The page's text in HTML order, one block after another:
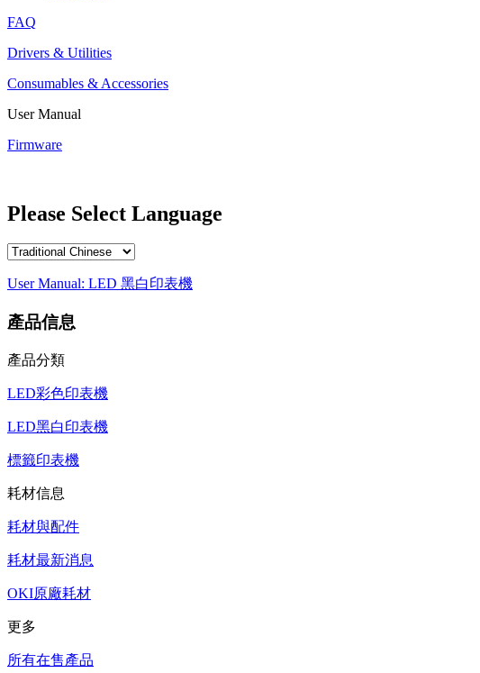
FAQ
Drivers & Utilities
Consumables & Accessories
User Manual
Firmware
Please Select Language
User Manual: LED 黑白印表機
產品信息
產品分類
LED彩色印表機
LED黑白印表機
標籤印表機
耗材信息
耗材與配件
耗材最新消息
OKI原廠耗材
更多
所有在售產品